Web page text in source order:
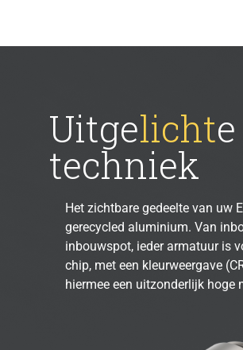
Uitgelichte
techniek
Het zichtbare gedeelte van uw
gerecycled aluminium. Van
inbouwspot, ieder armatuur is
chip, met een kleurweergave
hiermee een uitzonderlijk